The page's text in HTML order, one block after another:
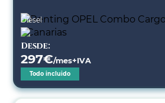
Diésel
Desde:
297€/mes+IVA
Todo incluido